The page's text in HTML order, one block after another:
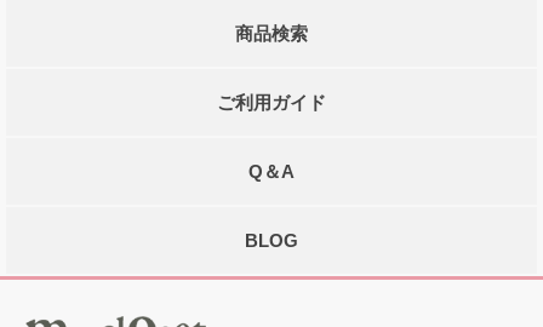
商品検索
ご利用ガイド
Q＆A
BLOG